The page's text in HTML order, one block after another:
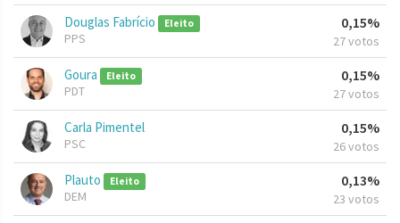
Douglas Fabrício Eleito
PPS
0,15%
27 votos
Goura Eleito
PDT
0,15%
27 votos
Carla Pimentel
PSC
0,15%
26 votos
Plauto Eleito
DEM
0,13%
23 votos